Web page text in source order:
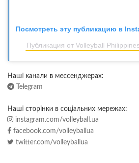
Посмотреть эту публикацию в
Публикация от Volleyball
Наші канали в мессенджерах:
Telegram
Наші сторінки в соціальних мережах:
instagram.com/volleyball.ua
facebook.com/volleyballua
twitter.com/volleyballua